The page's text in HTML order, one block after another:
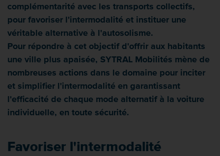
complémentarité avec les transports collectifs,
pour favoriser l'intermodalité et instituer une
véritable alternative à l'autosolisme.
Pour répondre à cet objectif d'offrir aux habitants
une ville plus apaisée, SYTRAL Mobilités mène de
nombreuses actions dans le domaine pour inciter
et simplifier l'intermodalité en garantissant
l'efficacité de chaque mode alternatif à la voiture
individuelle, en toute sécurité.
Favoriser l'intermodalité